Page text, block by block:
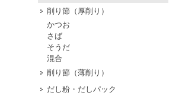
削り節（厚削り）
かつお
さば
そうだ
混合
削り節（薄削り）
だし粉・だしパック